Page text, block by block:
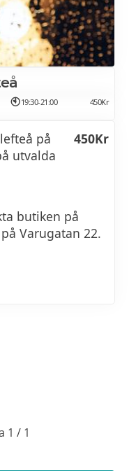
19:30-21:00 450Kr
på
utvalda
450Kr
butiken på
Varugatan 22.
1 / 1